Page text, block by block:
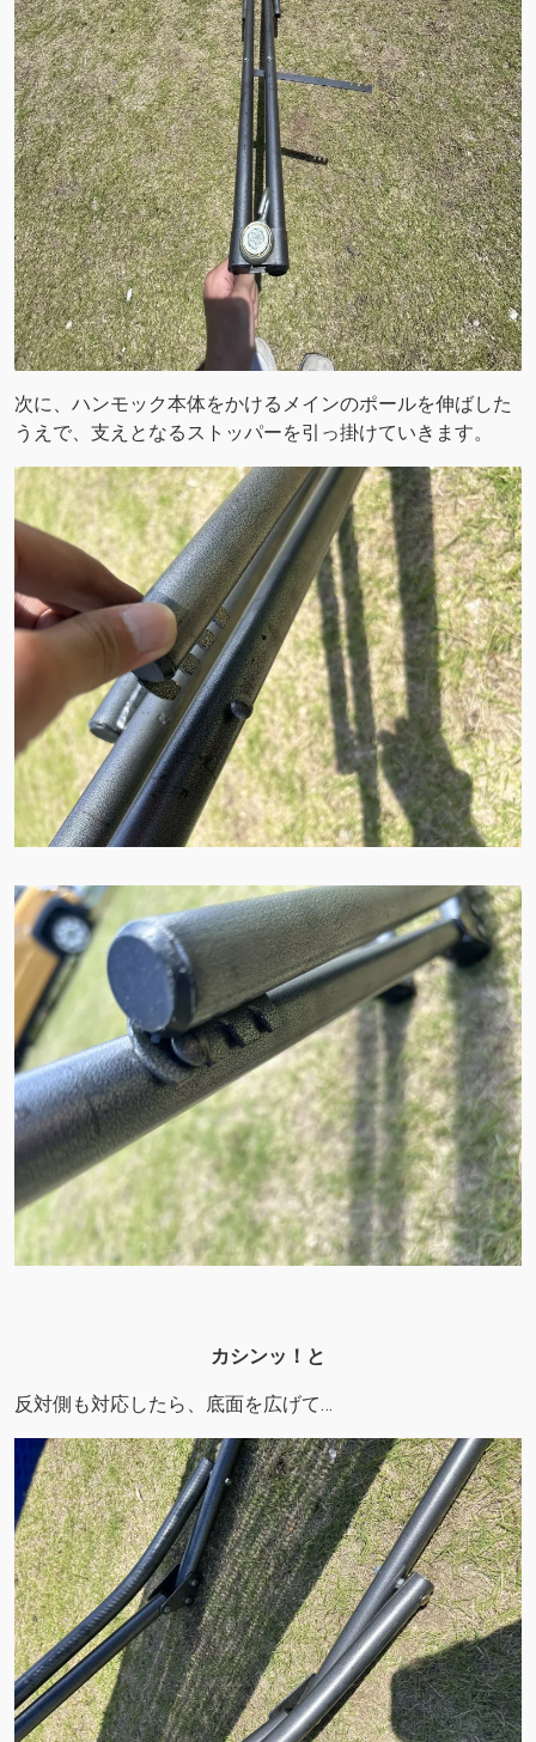
次に、ハンモック本体をかけるメインのポールを伸ばした
うえで、支えとなるストッパーを引っ掛けていきます。
カシンッ！と
反対側も対応したら、底面を広げて…